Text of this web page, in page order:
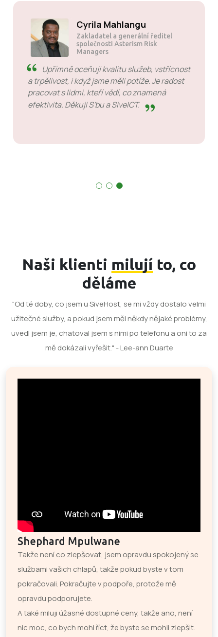
Solly Motsoane
Zakladatel a CEO společnosti
Mogen Pty Ltd
SiveHost je obvykle o krok
napřed a většinou si uvědomuje problémy s
předstihem. Jsou případy, kdy jsem musel
čekat na odpověď, ale to není nic proti nim.
Naši klienti milují to, co
děláme
"Od té doby, co jsem u SiveHost, se mi vždy dostalo velmi
užitečné služby, a pokud jsem měl někdy nějaké problémy,
uvedl jsem je, chatoval jsem s nimi po telefonu a oni to za
mě dokázali vyřešit." - Lee-ann Duarte
Shephard Mpulwane
Takže není co zlepšovat, jsem opravdu spokojený se
službami vašich chlapů, takže pokud byste v tom
pokračovali. Pokračujte v podpoře, protože mě
opravdu podporujete.
A také miluji úžasné dostupné ceny, takže ano, není
nic moc, co bych mohl říct, že byste se mohli zlepšit.